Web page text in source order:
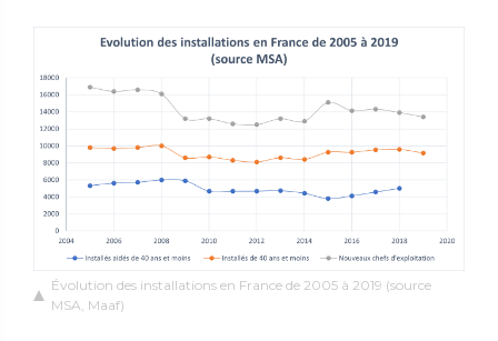
Évolution des installations en France de 2005 à 2019 (source
MSA, Maaf)